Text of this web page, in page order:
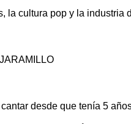
la cultura pop y la industria
desde que tenía 5